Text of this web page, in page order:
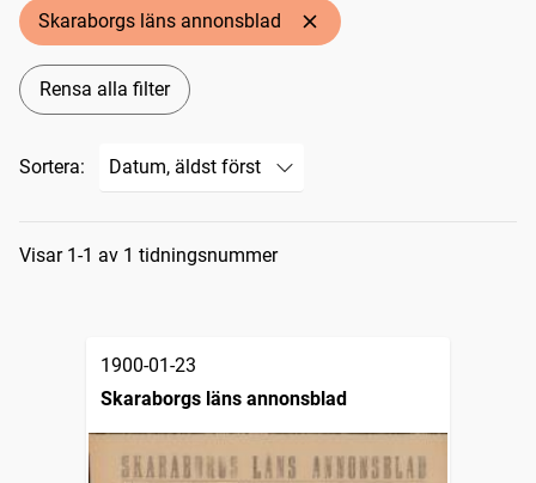
Skaraborgs läns annonsblad
Rensa alla filter
Sortera:
Sökresultat
Visar 1-1 av 1 tidningsnummer
1900-01-23
Skaraborgs läns annonsblad